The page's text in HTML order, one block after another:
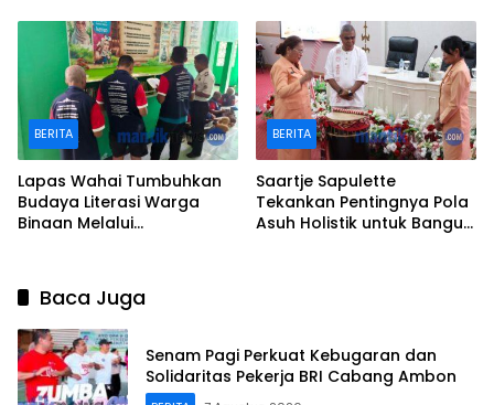
BERITA
Lapas Wahai Tumbuhkan
Budaya Literasi Warga
Binaan Melalui
BERITA
Saartje Sapulette
Tekankan Pentingnya Pola
Asuh Holistik untuk Bangun
Baca Juga
Senam Pagi Perkuat Kebugaran dan
Solidaritas Pekerja BRI Cabang Ambon